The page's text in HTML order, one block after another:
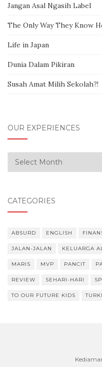
Jangan Asal Ngasih Label
The Only Way They Know
Life in Japan
Dunia Dalam Pikiran
Susah Amat Milih Sekolah?!
OUR EXPERIENCES
Our Experiences
CATEGORIES
ABSURD ENGLISH
JALAN-JALAN KELUARGA
MARIS MVP PANCIT
REVIEW SEHARI-HARI
TO OUR FUTURE KIDS TURKI